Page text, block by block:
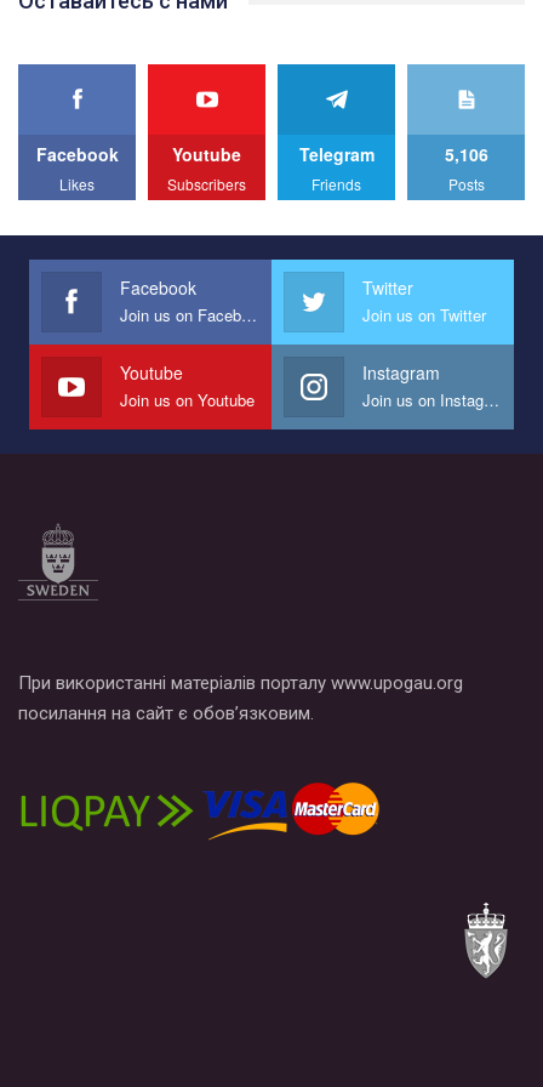
Facebook
Likes
Youtube
Subscribers
Telegram
Friends
5,106
Posts
Facebook
Join us on Facebook
Twitter
Join us on Twitter
Youtube
Join us on Youtube
Instagram
Join us on Instagram
При використанні матеріалів порталу www.upogau.org
посилання на сайт є обов’язковим.